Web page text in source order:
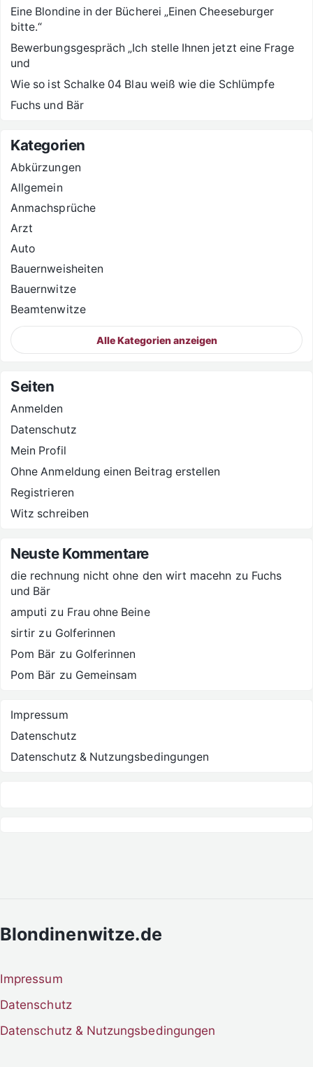
Eine Blondine in der Bücherei „Einen Cheeseburger
bitte.“
Bewerbungsgespräch „Ich stelle Ihnen jetzt eine Frage
und
Wie so ist Schalke 04 Blau weiß wie die Schlümpfe
Fuchs und Bär
Kategorien
Abkürzungen
Allgemein
Anmachsprüche
Arzt
Auto
Bauernweisheiten
Bauernwitze
Beamtenwitze
Alle Kategorien anzeigen
Seiten
Anmelden
Datenschutz
Mein Profil
Ohne Anmeldung einen Beitrag erstellen
Registrieren
Witz schreiben
Neuste Kommentare
die rechnung nicht ohne den wirt macehn zu Fuchs
und Bär
amputi zu Frau ohne Beine
sirtir zu Golferinnen
Pom Bär zu Golferinnen
Pom Bär zu Gemeinsam
Impressum
Datenschutz
Datenschutz & Nutzungsbedingungen
Blondinenwitze.de
Impressum
Datenschutz
Datenschutz & Nutzungsbedingungen